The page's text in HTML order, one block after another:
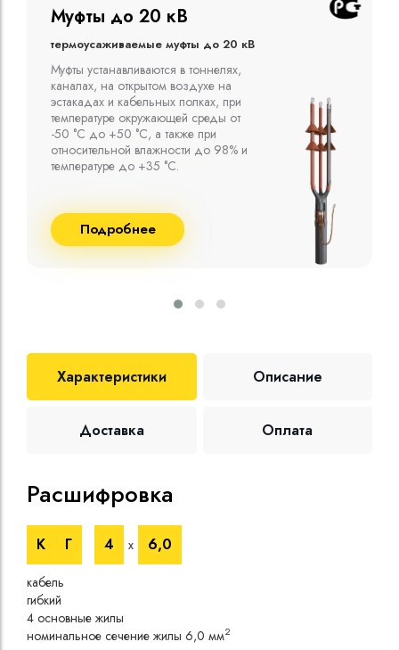
Муфты до 10 кВ
Термоусаживаемые муфты до 10 кВ
Компания ООО "Москабельторг"
предлагает, как соединительные
термоусаживаемые муфты на кабель
напряжением до 10 кВ с изоляцией
из маслопропитанной бумаги и
сшитого полиэтилена собственного
производства
Подробнее
Характеристики Описание
Доставка Оплата
Расшифровка
К Г 4 х 6,0
кабель
гибкий
4 основные жилы
номинальное сечение жилы 6,0 мм2